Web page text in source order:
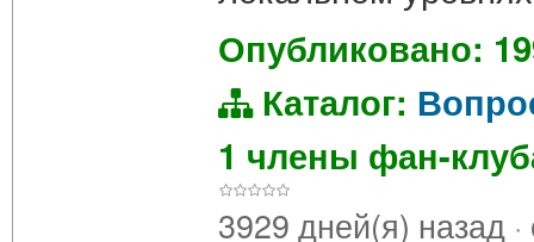
Опубликовано:
Каталог:
1 члены фан-
3929 дней(я) назад ·